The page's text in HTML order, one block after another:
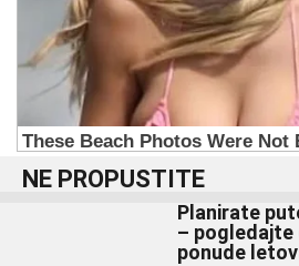
NE PROPUSTITE
Planirate
– pogledajte
ponude